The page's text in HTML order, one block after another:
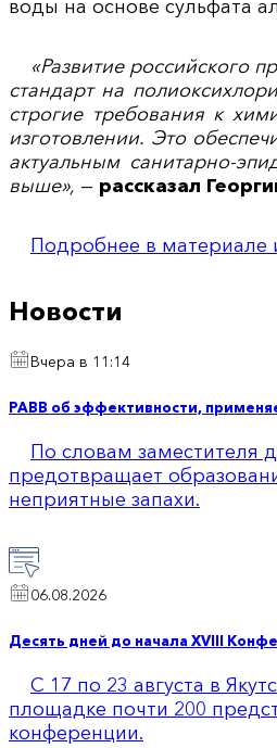
воды на основе сульфата
«Развитие российского
стандарт на
строгие требования к
изготовлении. Это
актуальным санитарно-
выше», — рассказал
Подробнее в материале
Новости
Вчера в 11:14
РАВВ об эффективности,
По словам заместителя
предотвращает
неприятные запахи.
06.08.2026
Десять дней до начала XVIII
С 17 по 23 августа в
площадке почти 200
конференции.